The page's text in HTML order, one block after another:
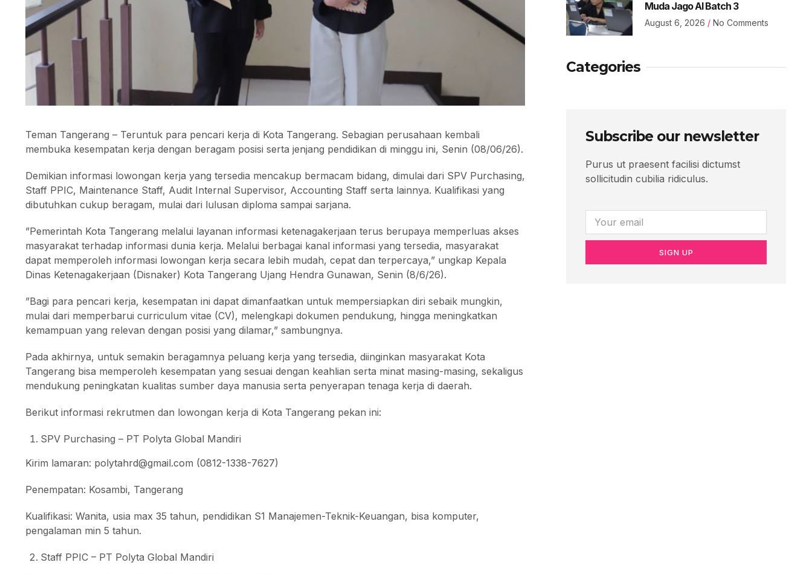
Teman Tangerang – Teruntuk para pencari kerja di Kota Tangerang. Sebagian perusahaan kembali
membuka kesempatan kerja dengan beragam posisi serta jenjang pendidikan di minggu ini, Senin (08/06/26).
Demikian informasi lowongan kerja yang tersedia mencakup bermacam bidang, dimulai dari SPV Purchasing,
Staff PPIC, Maintenance Staff, Audit Internal Supervisor, Accounting Staff serta lainnya. Kualifikasi yang
dibutuhkan cukup beragam, mulai dari lulusan diploma sampai sarjana.
”Pemerintah Kota Tangerang melalui layanan informasi ketenagakerjaan terus berupaya memperluas akses
masyarakat terhadap informasi dunia kerja. Melalui berbagai kanal informasi yang tersedia, masyarakat
dapat memperoleh informasi lowongan kerja secara lebih mudah, cepat dan terpercaya,” ungkap Kepala
Dinas Ketenagakerjaan (Disnaker) Kota Tangerang Ujang Hendra Gunawan, Senin (8/6/26).
”Bagi para pencari kerja, kesempatan ini dapat dimanfaatkan untuk mempersiapkan diri sebaik mungkin,
mulai dari memperbarui curriculum vitae (CV), melengkapi dokumen pendukung, hingga meningkatkan
kemampuan yang relevan dengan posisi yang dilamar,” sambungnya.
Pada akhirnya, untuk semakin beragamnya peluang kerja yang tersedia, diinginkan masyarakat Kota
Tangerang bisa memperoleh kesempatan yang sesuai dengan keahlian serta minat masing-masing, sekaligus
mendukung peningkatan kualitas sumber daya manusia serta penyerapan tenaga kerja di daerah.
Berikut informasi rekrutmen dan lowongan kerja di Kota Tangerang pekan ini:
SPV Purchasing – PT Polyta Global Mandiri
Kirim lamaran: polytahrd@gmail.com (0812-1338-7627)
Penempatan: Kosambi, Tangerang
Kualifikasi: Wanita, usia max 35 tahun, pendidikan S1 Manajemen-Teknik-Keuangan, bisa komputer,
pengalaman min 5 tahun.
Staff PPIC – PT Polyta Global Mandiri
Muda Jago AI Batch 3
August 6, 2026 No Comments
Categories
Subscribe our newsletter
Purus ut praesent facilisi dictumst
sollicitudin cubilia ridiculus.
SIGN UP